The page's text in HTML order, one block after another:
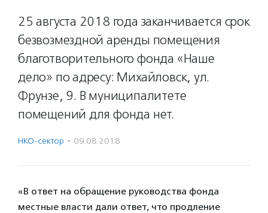
25 августа 2018 года заканчивается срок
безвозмездной аренды помещения
благотворительного фонда «Наше
дело» по адресу: Михайловск, ул.
Фрунзе, 9. В муниципалитете
помещений для фонда нет.
НКО-сектор · 09.08.2018
«В ответ на обращение руководства фонда
местные власти дали ответ, что продление